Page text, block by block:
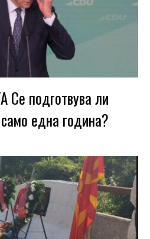
подготвува ли
една година?